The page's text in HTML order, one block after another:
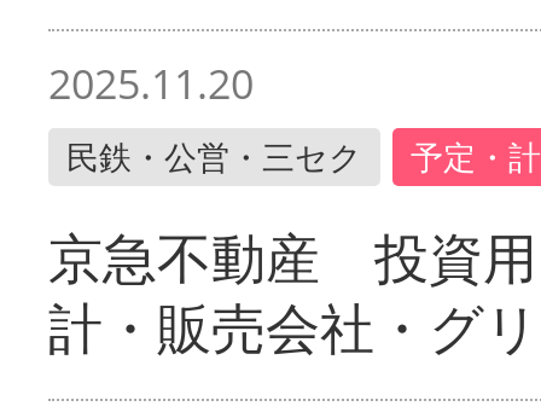
2025.11.20
民鉄・公営・三セク 予定・
京急不動産 投資
計・販売会社・グ